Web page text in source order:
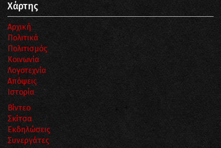
Χάρτης
Αρχική
Πολιτικά
Πολιτισμός
Κοινωνία
Λογοτεχνία
Απόψεις
Ιστορία
Βίντεο
Σκίτσα
Εκδηλώσεις
Συνεργάτες